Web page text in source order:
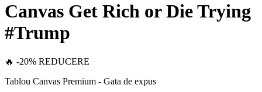
Canvas Get Rich or Die Trying
#Trump
🔥 -20% REDUCERE
Tablou Canvas Premium - Gata de expus